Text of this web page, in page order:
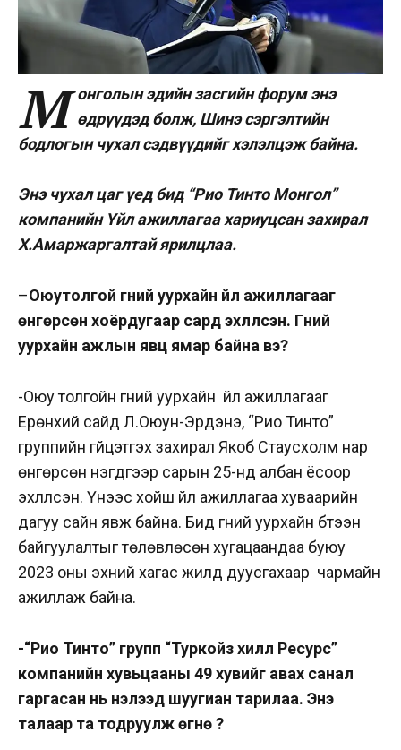
М онголын эдийнзасгийн форум энэ
өдрүүдэд болж, Шинэ сэргэлтийн
бодлогын чухал сэдвүүдийг хэлэлцэж байна.
Энэ чухал цаг үед бид “Рио Тинто Монгол”
компанийн Үйл ажиллагаа хариуцсан захирал
Х.Амаржаргалтай ярилцлаа.
–Оюутолгой гүний уурхайн үйл ажиллагааг
өнгөрсөн хоёрдугаар сард эхлүүлсэн. Гүний
уурхайн ажлын явц ямар байна вэ?
-Оюу толгойн гүний уурхайн үйл ажиллагааг
Ерөнхий сайд Л.Оюун-Эрдэнэ, “Рио Тинто”
группийн гүйцэтгэх захирал Якоб Стаусхолм нар
өнгөрсөн нэгдүгээр сарын 25-нд албан ёсоор
эхлүүлсэн. Үүнээс хойш үйл ажиллагаа хуваарийн
дагуу сайн явж байна. Бид гүний уурхайн бүтээн
байгуулалтыг төлөвлөсөн хугацаандаа буюу
2023 оны эхний хагас жилд дуусгахаар чармайн
ажиллаж байна.
-“Рио Тинто” групп “Туркойз хилл Ресурс”
компанийн хувьцааны 49 хувийг авах санал
гаргасан нь нэлээд шуугиан тарилаа. Энэ
талаар та тодруулж өгнө үү?